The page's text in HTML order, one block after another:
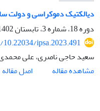
دیالکتیک دموکراسی و
دوره 18، شماره 3، تابستان 1402، صفحه
ipsa.2023.491
سعید حاجی ناصری، علی
مشاهده مقاله
اصل مقاله